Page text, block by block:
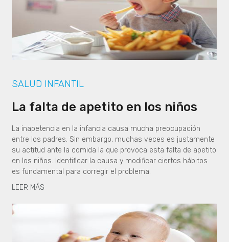
SALUD INFANTIL
La falta de apetito en los niños
La inapetencia en la infancia causa mucha preocupación
entre los padres. Sin embargo, muchas veces es justamente
su actitud ante la comida la que provoca esta falta de apetito
en los niños. Identificar la causa y modificar ciertos hábitos
es fundamental para corregir el problema.
LEER MÁS